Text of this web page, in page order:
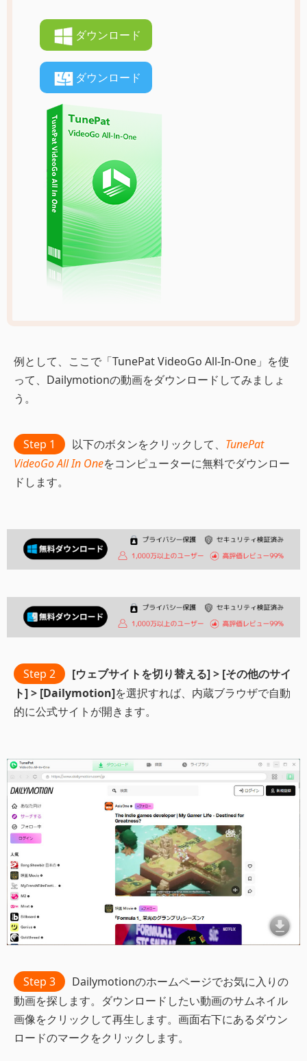
ダウンロード
ダウンロード
例として、ここで「TunePat VideoGo All-In-One」を使
って、Dailymotionの動画をダウンロードしてみましょ
う。
Step 1 以下のボタンをクリックして、 TunePat
VideoGo All In Oneをコンピューターに無料でダウンロー
ドします。
Step 2
[ウェブサイトを切り替える] > [その他のサイ
ト] > [Dailymotion]を選択すれば、内蔵ブラウザで自動
的に公式サイトが開きます。
Step 3
Dailymotionのホームページでお気に入りの
動画を探します。ダウンロードしたい動画のサムネイル
画像をクリックして再生します。画面右下にあるダウン
ロードのマークをクリックします。